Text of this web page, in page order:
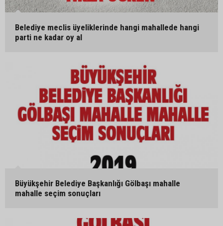
Belediye meclis üyeliklerinde hangi mahallede hangi
parti ne kadar oy al
Büyükşehir Belediye Başkanlığı Gölbaşı mahalle
mahalle seçim sonuçları